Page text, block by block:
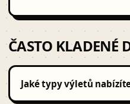
ČASTO KLADENÉ
Jaké typy výletů